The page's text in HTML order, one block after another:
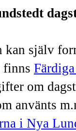
kan själv
finns
om
använts
i Nya